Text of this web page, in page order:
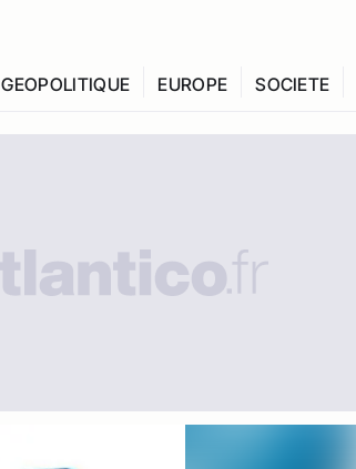
GEOPOLITIQUE EUROPE SOCIETE